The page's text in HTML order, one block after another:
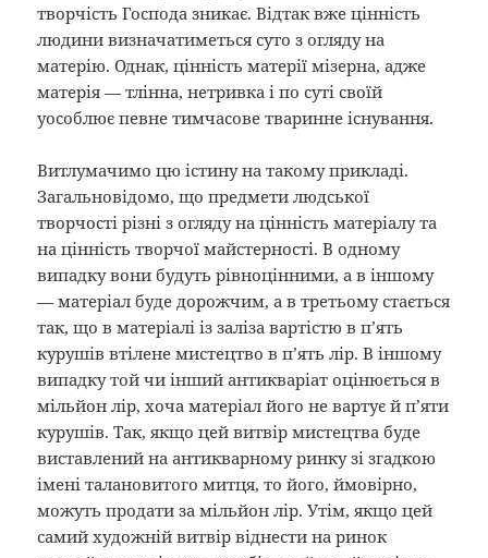
творчість Господа зникає. Відтак вже цінність
людини визначатиметься суто з огляду на
матерію. Однак, цінність матерії мізерна, адже
матерія — тлінна, нетривка і по суті своїй
уособлює певне тимчасове тваринне існування.
Витлумачимо цю істину на такому прикладі.
Загальновідомо, що предмети людської
творчості різні з огляду на цінність матеріалу та
на цінність творчої майстерності. В одному
випадку вони будуть рівноцінними, а в іншому
— матеріал буде дорожчим, а в третьому стається
так, що в матеріалі із заліза вартістю в п’ять
курушів втілене мистецтво в п’ять лір. В іншому
випадку той чи інший антикваріат оцінюється в
мільйон лір, хоча матеріал його не вартує й п’яти
курушів. Так, якщо цей витвір мистецтва буде
виставлений на антикварному ринку зі згадкою
імені талановитого митця, то його, ймовірно,
можуть продати за мільйон лір. Утім, якщо цей
самий художній витвір віднести на ринок